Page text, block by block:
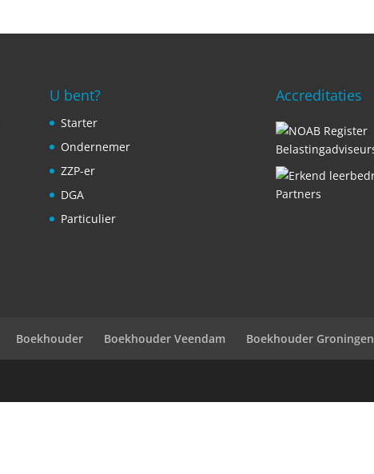
U bent?
Starter
Ondernemer
ZZP-er
DGA
Particulier
Accreditaties
Boekhouder Boekhouder Veendam Boekhouder Groningen